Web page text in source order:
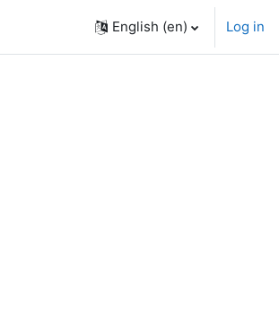
English ‎(en)‎ Log in